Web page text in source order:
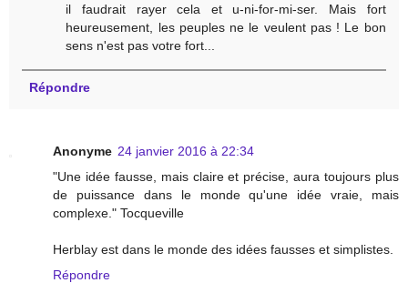
il faudrait rayer cela et u-ni-for-mi-ser. Mais fort
heureusement, les peuples ne le veulent pas ! Le bon
sens n'est pas votre fort...
Répondre
Anonyme 24 janvier 2016 à 22:34
"Une idée fausse, mais claire et précise, aura toujours plus
de puissance dans le monde qu'une idée vraie, mais
complexe." Tocqueville
Herblay est dans le monde des idées fausses et simplistes.
Répondre